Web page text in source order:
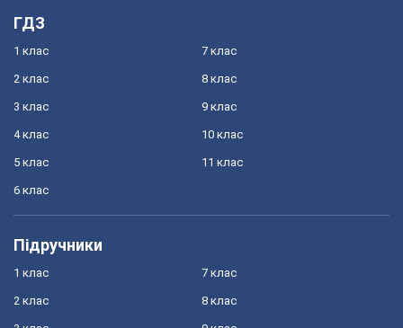
ГДЗ
1 клас
2 клас
3 клас
4 клас
5 клас
6 клас
7 клас
8 клас
9 клас
10 клас
11 клас
Підручники
1 клас
2 клас
7 клас
8 клас